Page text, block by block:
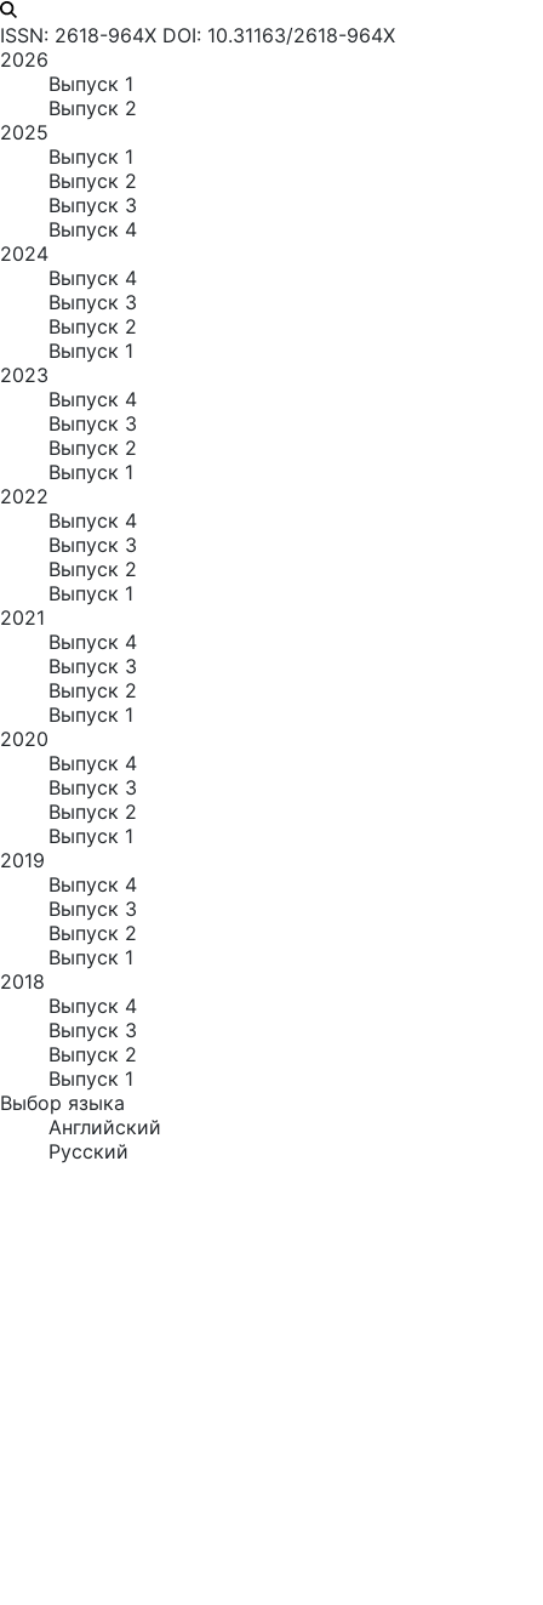
ISSN: 2618-964X DOI: 10.31163/2618-964X
2026
Выпуск 1
Выпуск 2
2025
Выпуск 1
Выпуск 2
Выпуск 3
Выпуск 4
2024
Выпуск 4
Выпуск 3
Выпуск 2
Выпуск 1
2023
Выпуск 4
Выпуск 3
Выпуск 2
Выпуск 1
2022
Выпуск 4
Выпуск 3
Выпуск 2
Выпуск 1
2021
Выпуск 4
Выпуск 3
Выпуск 2
Выпуск 1
2020
Выпуск 4
Выпуск 3
Выпуск 2
Выпуск 1
2019
Выпуск 4
Выпуск 3
Выпуск 2
Выпуск 1
2018
Выпуск 4
Выпуск 3
Выпуск 2
Выпуск 1
Выбор языка
Английский
Русский